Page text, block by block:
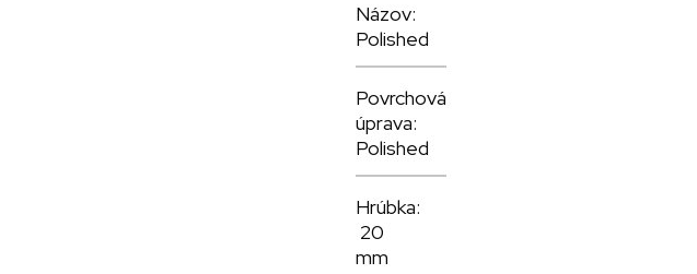
Názov:
Polished
Povrchová
úprava:
Polished
Hrúbka:
20
mm